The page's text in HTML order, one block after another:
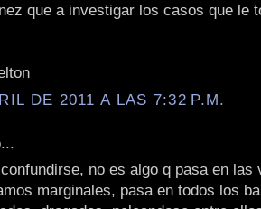
que a investigar los casos que le
DE 2011 A LAS 7:32 P.M.
no es algo q pasa en las
marginales, pasa en todos los